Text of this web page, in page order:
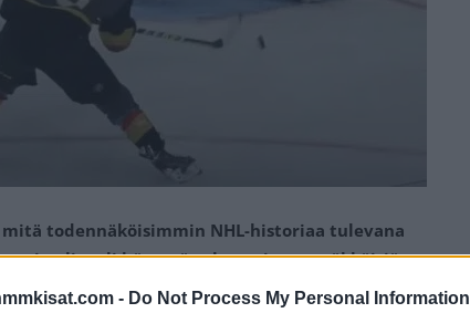
- Do Not Process My Personal Information
mitä todennäköisimmin NHL-historiaa tulevana
-tittelin, eli hänestä tulee eniten peräkkäisiä